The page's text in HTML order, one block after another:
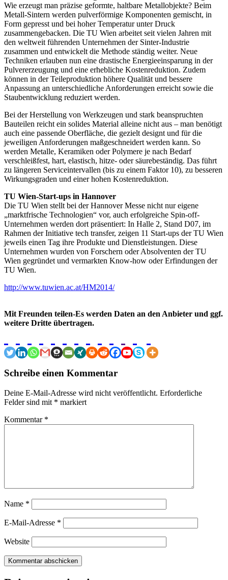
Wie erzeugt man präzise geformte, haltbare Metallobjekte? Beim
Metall-Sintern werden pulverförmige Komponenten gemischt, in
Form gepresst und bei hoher Temperatur unter Druck
zusammengebacken. Die TU Wien arbeitet seit vielen Jahren mit
den weltweit führenden Unternehmen der Sinter-Industrie
zusammen und entwickelt die Methode ständig weiter. Neue
Techniken erlauben nun eine drastische Energieeinsparung in der
Pulvererzeugung und eine erhebliche Kostenreduktion. Zudem
können in der Teileproduktion höhere Qualität und bessere
Anpassung an unterschiedliche Anforderungen erreicht sowie die
Staubentwicklung reduziert werden.
Bei der Herstellung von Werkzeugen und stark beanspruchten
Bauteilen reicht ein solides Material alleine nicht aus – man benötigt
auch eine passende Oberfläche, die gezielt designt und für die
jeweiligen Anforderungen maßgeschneidert werden kann. So
werden Metalle, Keramiken oder Polymere je nach Bedarf
verschleißfest, hart, elastisch, hitze- oder säurebeständig. Das führt
zu längeren Serviceintervallen (bis zu einem Faktor 10), zu besseren
Wirkungsgraden und einer hohen Kostenreduktion.
TU Wien-Start-ups in Hannover
Die TU Wien stellt bei der Hannover Messe nicht nur eigene
„marktfrische Technologien“ vor, auch erfolgreiche Spin-off-
Unternehmen werden dort präsentiert: In Halle 2, Stand D07, im
Rahmen der Initiative tech transfer, zeigen 11 Start-ups der TU Wien
jeweils einen Tag ihre Produkte und Dienstleistungen. Diese
Unternehmen wurden von Forschern oder Absolventen der TU
Wien gegründet und vermarkten Know-how oder Erfindungen der
TU Wien.
http://www.tuwien.ac.at/HM2014/
Mit Freunden teilen-Es werden Daten an den Anbieter und ggf.
weitere Dritte übertragen.
Schreibe einen Kommentar
Deine E-Mail-Adresse wird nicht veröffentlicht. Erforderliche
Felder sind mit * markiert
Kommentar *
Name *
E-Mail-Adresse *
Website